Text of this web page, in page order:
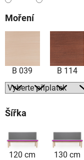
Moření
B 039 B 114
Šířka
120 cm 130 cm